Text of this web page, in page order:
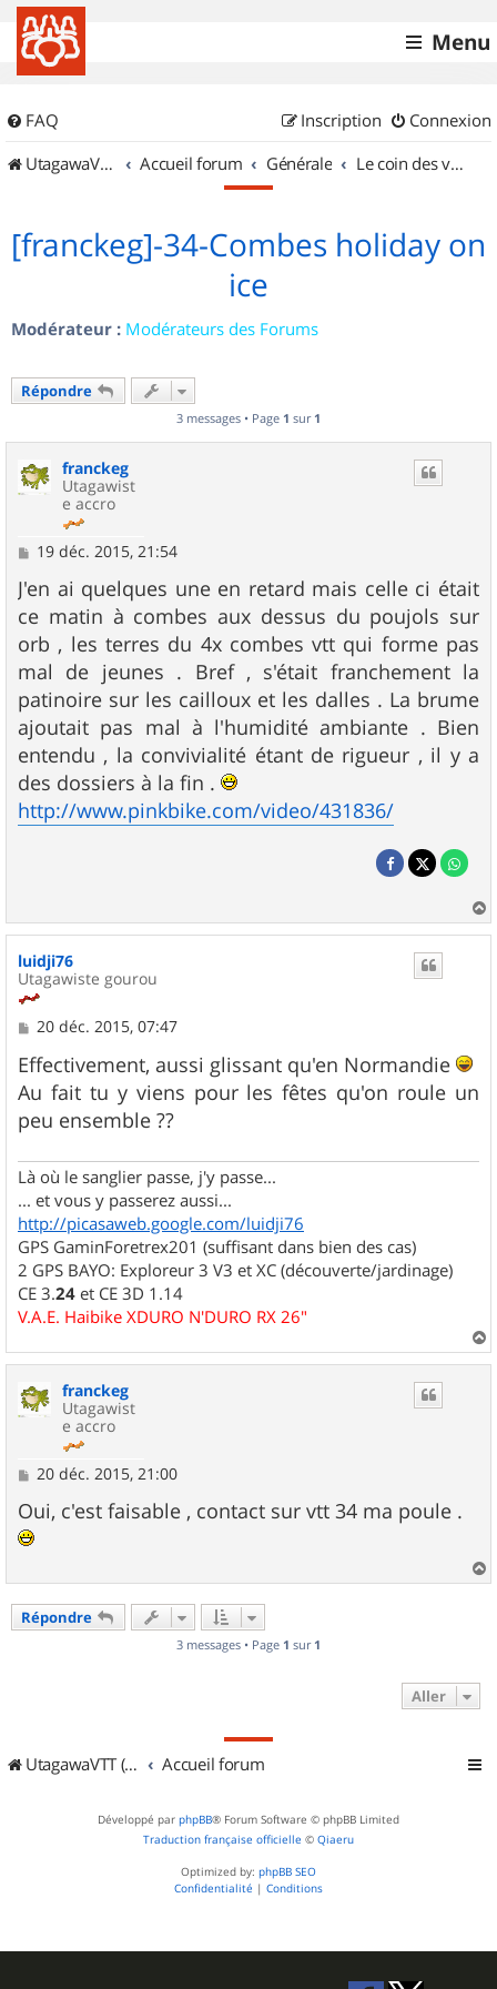
Menu
FAQ Connexion
Inscription
UtagawaVTT (Randos VTT et VTTAE avec traces GPS)
Accueil forum Générale Le coin des vidéastes
[franckeg]-34-Combes holiday on
ice
Modérateur : Modérateurs des Forums
Répondre
3 messages • Page 1 sur 1
franckeg
Utagawist
e accro
M
s
s
a
g
e
19 déc. 2015, 21:54
J'en ai quelques une en retard mais celle ci était
ce matin à combes aux dessus du poujols sur
orb , les terres du 4x combes vtt qui forme pas
mal de jeunes . Bref , s'était franchement la
patinoire sur les cailloux et les dalles . La brume
ajoutait pas mal à l'humidité ambiante . Bien
entendu , la convivialité étant de rigueur , il y a
des dossiers à la fin .
http://www.pinkbike.com/video/431836/
a
luidji76
Utagawiste gourou
M
s
s
a
g
e
20 déc. 2015, 07:47
Effectivement, aussi glissant qu'en Normandie
Au fait tu y viens pour les fêtes qu'on roule un
peu ensemble ??
Là où le sanglier passe, j'y passe...
... et vous y passerez aussi...
http://picasaweb.google.com/luidji76
GPS GaminForetrex201 (suffisant dans bien des cas)
2 GPS BAYO: Exploreur 3 V3 et XC (découverte/jardinage)
CE 3.24 et CE 3D 1.14
V.A.E. Haibike XDURO N'DURO RX 26"
a
franckeg
Utagawist
e accro
M
s
s
a
e
20 déc. 2015, 21:00
Oui, c'est faisable , contact sur vtt 34 ma poule .
a
Répondre
3 messages • Page 1 sur 1
Aller
UtagawaVTT (Randos VTT et VTTAE avec traces GPS) Accueil forum
Développé par phpBB® Forum Software © phpBB Limited
Traduction française officielle © Qiaeru
Optimized by: phpBB SEO
Confidentialité | Conditions